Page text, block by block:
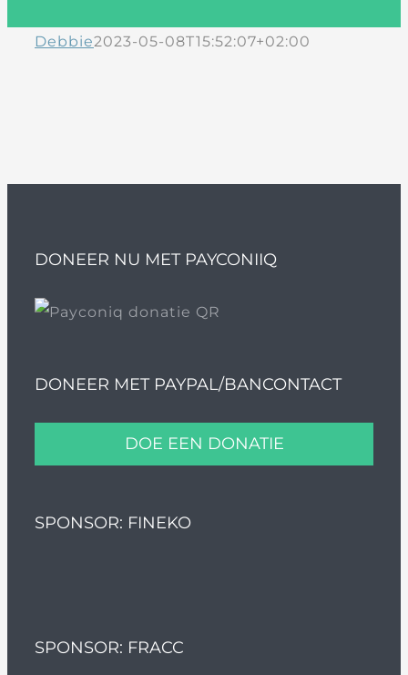
Debbie2023-05-08T15:52:07+02:00
DONEER NU MET PAYCONIIQ
DONEER MET PAYPAL/BANCONTACT
DOE EEN DONATIE
SPONSOR: FINEKO
SPONSOR: FRACC